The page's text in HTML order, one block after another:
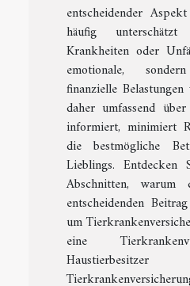
entscheidender
häufig
Krankheiten oder
emotionale,
finanzielle
daher umfassend
informiert, minimiert
die bestmögliche
Lieblings.
Abschnitten,
entscheidenden
um
eine